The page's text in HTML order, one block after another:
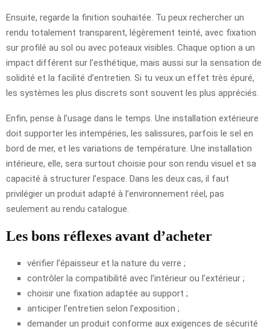
Ensuite, regarde la finition souhaitée. Tu peux rechercher un
rendu totalement transparent, légèrement teinté, avec fixation
sur profilé au sol ou avec poteaux visibles. Chaque option a un
impact différent sur l’esthétique, mais aussi sur la sensation de
solidité et la facilité d’entretien. Si tu veux un effet très épuré,
les systèmes les plus discrets sont souvent les plus appréciés.
Enfin, pense à l’usage dans le temps. Une installation extérieure
doit supporter les intempéries, les salissures, parfois le sel en
bord de mer, et les variations de température. Une installation
intérieure, elle, sera surtout choisie pour son rendu visuel et sa
capacité à structurer l’espace. Dans les deux cas, il faut
privilégier un produit adapté à l’environnement réel, pas
seulement au rendu catalogue.
Les bons réflexes avant d’acheter
vérifier l’épaisseur et la nature du verre ;
contrôler la compatibilité avec l’intérieur ou l’extérieur ;
choisir une fixation adaptée au support ;
anticiper l’entretien selon l’exposition ;
demander un produit conforme aux exigences de sécurité